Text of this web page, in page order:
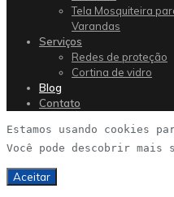
Tela Mosquiteira
Varandas
Serviços
Redes de proteção
Cortina de vidro
Blog
Contato
Estamos usando cookies
Você pode descobrir mais
Aceitar